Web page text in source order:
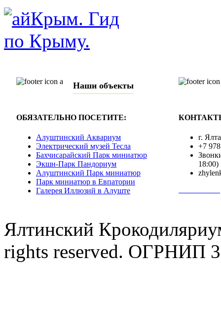
Наши объекты
ОБЯЗАТЕЛЬНО ПОСЕТИТЕ:
Алуштинский Аквариум
Электрический музей Тесла
Бахчисарайский Парк миниатюр
Экшн-Парк Пандориум
Алуштинский Парк миниатюр
Парк миниатюр в Евпатории
Галерея Иллюзий в Алуште
г.
+7
18:00)
Ялтинский
rights reserved. ОГРНИП